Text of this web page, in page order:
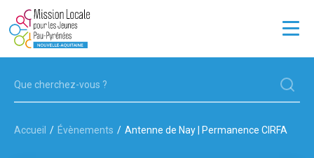
JEUNES
ENTREPRISES
LA MISSION LOCALE
Accueil Évènements Antenne de Nay | Permanence CIRFA